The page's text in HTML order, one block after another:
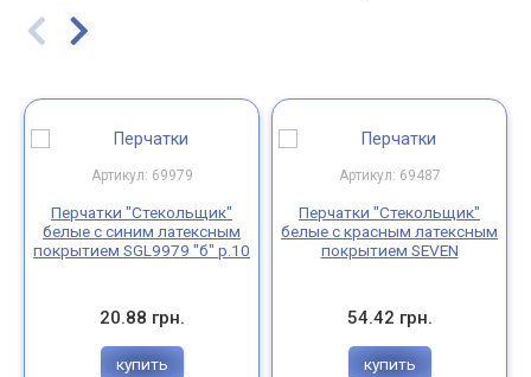
Артикул: 69979
Перчатки "Стекольщик"
белые с синим латексным
покрытием SGL9979 "б" р.10
20.88 грн.
купить
Артикул: 69487
Перчатки "Стекольщик"
белые с красным латексным
покрытием SEVEN
54.42 грн.
купить